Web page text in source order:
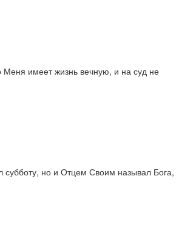
имеет жизнь вечную, и на суд не
но и Отцем Своим называл Бога,